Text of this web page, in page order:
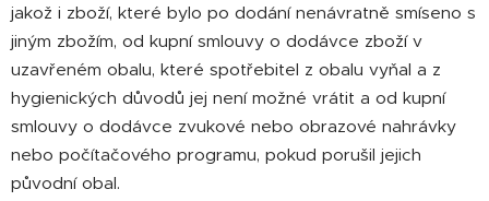
jakož i zboží, které bylo po dodání nenávratně smíseno s
jiným zbožím, od kupní smlouvy o dodávce zboží v
uzavřeném obalu, které spotřebitel z obalu vyňal a z
hygienických důvodů jej není možné vrátit a od kupní
smlouvy o dodávce zvukové nebo obrazové nahrávky
nebo počítačového programu, pokud porušil jejich
původní obal.